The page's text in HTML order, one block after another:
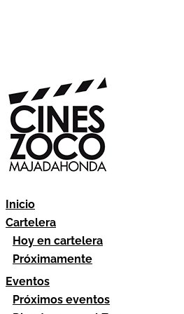
Inicio
Cartelera
Hoy en cartelera
Próximamente
Eventos
Próximos eventos